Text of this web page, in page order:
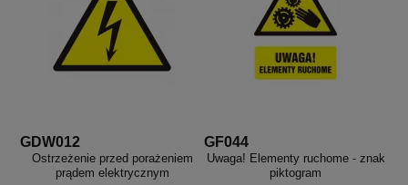
GDW012
Ostrzeżenie przed porażeniem
prądem elektrycznym
GF044
Uwaga! Elementy ruchome - znak
piktogram